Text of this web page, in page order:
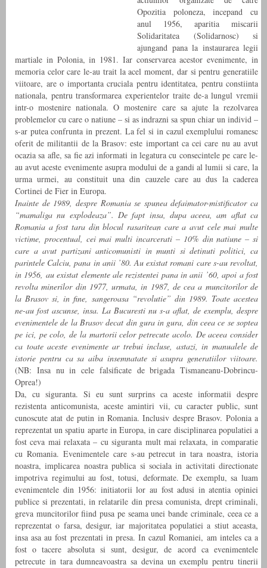
Opozitia poloneza, incepand cu
anul 1956, aparitia miscarii
Solidaritatea (Solidarnosc) si
ajungand pana la instaurarea legii
martiale in Polonia, in 1981. Iar conservarea acestor evenimente, in
memoria celor care le-au trait la acel moment, dar si pentru generatiile
viitoare, are o importanta cruciala pentru identitatea, pentru constiinta
nationala, pentru transformarea experientelor traite de-a lungul vremii
intr-o mostenire nationala. O mostenire care sa ajute la rezolvarea
problemelor cu care o natiune – si as indrazni sa spun chiar un individ –
s-ar putea confrunta in prezent. La fel si in cazul exemplului romanesc
oferit de militantii de la Brasov: este important ca cei care nu au avut
ocazia sa afle, sa fie azi informati in legatura cu consecintele pe care le-
au avut aceste evenimente asupra modului de a gandi al lumii si care, la
urma urmei, au constituit una din cauzele care au dus la caderea
Cortinei de Fier in Europa.
Inainte de 1989, despre Romania se spunea defaimator-mistificator ca
“mamaliga nu explodeaza”. De fapt insa, dupa aceea, am aflat ca
Romania a fost tara din blocul rasaritean care a avut cele mai multe
victime, procentual, cei mai multi incarcerati – 10% din natiune – si
care a avut partizani anticomunisti in munti si detinuti politici, ca
parintele Calciu, pana in anii ’80. Au existat romani care s-au revoltat,
in 1956, au existat elemente ale rezistentei pana in anii ’60, apoi a fost
revolta minerilor din 1977, urmata, in 1987, de cea a muncitorilor de
la Brasov si, in fine, sangeroasa “revolutie” din 1989. Toate acestea
ne-au fost ascunse, insa. La Bucuresti nu s-a aflat, de exemplu, despre
evenimentele de la Brasov decat din gura in gura, din ceea ce se soptea
pe ici, pe colo, de la martorii celor petrecute acolo. De aceea consider
ca toate aceste evenimente ar trebui incluse, astazi, in manualele de
istorie pentru ca sa aiba insemnatate si asupra generatiilor viitoare.
(NB: Insa nu in cele falsificate de brigada Tismaneanu-Dobrincu-
Oprea!)
Da, cu siguranta. Si eu sunt surprins ca aceste informatii despre
rezistenta anticomunista, aceste amintiri vii, cu caracter public, sunt
cunoscute atat de putin in Romania. Inclusiv despre Brasov. Polonia a
reprezentat un spatiu aparte in Europa, in care disciplinarea populatiei a
fost ceva mai relaxata – cu siguranta mult mai relaxata, in comparatie
cu Romania. Evenimentele care s-au petrecut in tara noastra, istoria
noastra, implicarea noastra publica si sociala in activitati directionate
impotriva regimului au fost, totusi, deformate. De exemplu, sa luam
evenimentele din 1956: initiatorii lor au fost adusi in atentia opiniei
publice si prezentati, in relatarile din presa comunista, drept criminali,
greva muncitorilor fiind pusa pe seama unei bande criminale, ceea ce a
reprezentat o farsa, desigur, iar majoritatea populatiei a stiut aceasta,
insa asa au fost prezentati in presa. In cazul Romaniei, am inteles ca a
fost o tacere absoluta si sunt, desigur, de acord ca evenimentele
petrecute in tara dumneavoastra sa devina un exemplu pentru tinerii